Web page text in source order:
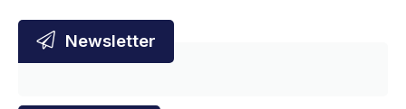
Newsletter